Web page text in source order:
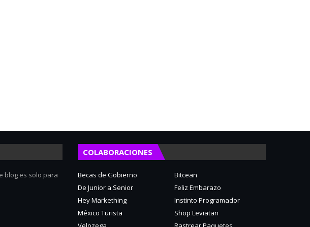
blog es solo para
COLABORACIONES
Becas de Gobierno
Bitcean
De Junior a Senior
Feliz Embarazo
Hey Markething
Instinto Programador
México Turista
Shop Leviatan